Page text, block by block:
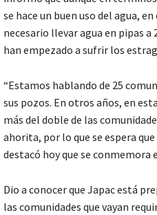
se hace un buen uso del agua,
necesario llevar agua en pipas a
han empezado a sufrir los
“Estamos hablando de 25
sus pozos. En otros años, en
más del doble de las
ahorita, por lo que se espera
destacó hoy que se conmemora
Dio a conocer que Japac está
las comunidades que vayan